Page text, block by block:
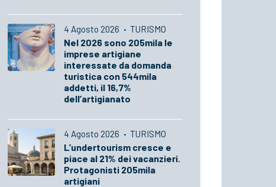
4 Agosto 2026 · TURISMO
Nel 2026 sono 205mila le
imprese artigiane
interessate da domanda
turistica con 544mila
addetti, il 16,7%
dell’artigianato
4 Agosto 2026 · TURISMO
L’undertourism cresce e
piace al 21% dei vacanzieri.
Protagonisti 205mila
artigiani